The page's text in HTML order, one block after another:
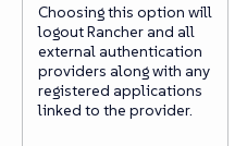
Choosing this option will
logout Rancher and all
external authentication
providers along with any
registered applications
linked to the provider.